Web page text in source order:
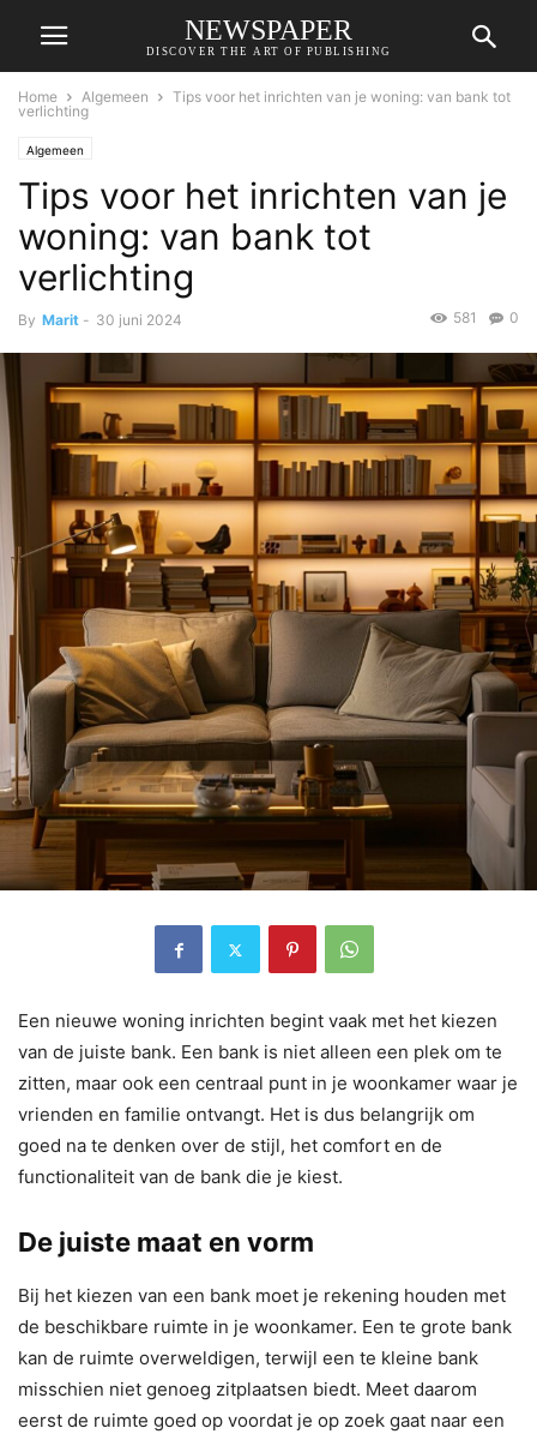
NEWSPAPER
DISCOVER THE ART OF PUBLISHING
Home Algemeen
Tips voor het inrichten van je woning: van bank tot
verlichting
Algemeen
Tips voor het inrichten van je
woning: van bank tot
verlichting
By Marit - 30 juni 2024 0
581
Een nieuwe woning inrichten begint vaak met het kiezen
van de juiste bank. Een bank is niet alleen een plek om te
zitten, maar ook een centraal punt in je woonkamer waar je
vrienden en familie ontvangt. Het is dus belangrijk om
goed na te denken over de stijl, het comfort en de
functionaliteit van de bank die je kiest.
De juiste maat en vorm
Bij het kiezen van een bank moet je rekening houden met
de beschikbare ruimte in je woonkamer. Een te grote bank
kan de ruimte overweldigen, terwijl een te kleine bank
misschien niet genoeg zitplaatsen biedt. Meet daarom
eerst de ruimte goed op voordat je op zoek gaat naar een